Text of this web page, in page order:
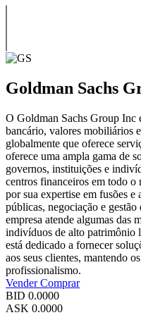
Goldman Sachs
O Goldman Sachs Group Inc
bancário, valores mobiliários
globalmente que oferece
oferece uma ampla gama de
governos, instituições e
centros financeiros em todo o
por sua expertise em fusões e
públicas, negociação e
empresa atende algumas das
indivíduos de alto patrimônio
está dedicado a fornecer
aos seus clientes, mantendo
profissionalismo.
VenderComprar
BID 0.0000
ASK 0.0000